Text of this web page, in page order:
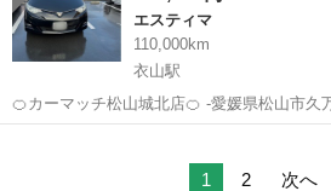
エスティマ
110,000km
衣山駅
🍊カーマッチ松山城北店🍊 -愛媛県松山市久万ノ台127-1- 📞089-992-
9673 詳細が気になる方は是非お問い合わせください🥰 自社ローン・
1 2 次へ